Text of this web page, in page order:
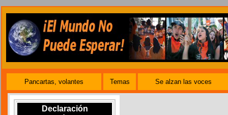
Pancartas, volantes Temas Se alzan las voces
Declaración